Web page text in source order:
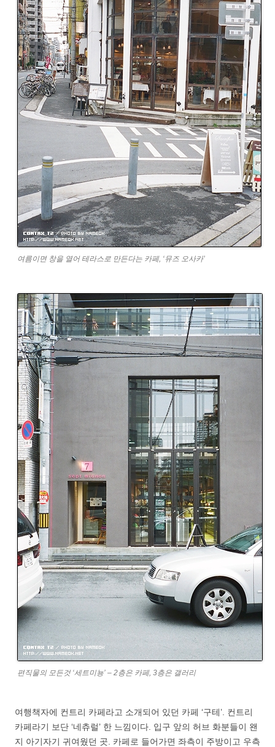
여름이면 창을 열어 테라스로 만든다는 카페, ‘뮤즈 오사카’
편직물의 모든것 ‘세트미뇽’ – 2층은 카페, 3층은 갤러리
여행책자에 컨트리 카페라고 소개되어 있던 카페 ‘구테’. 컨트리
카페라기 보단 ‘네츄럴’ 한 느낌이다. 입구 앞의 허브 화분들이 왠
지 아기자기 귀여웠던 곳. 카페로 들어가면 좌측이 주방이고 우측